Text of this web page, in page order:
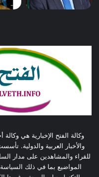
وكالة الفتح الإخبارية هي
والأخبار العربية والدولية.
للقراء والمشاهدين على مدار
المواضيع بما في ذلك السياسة،